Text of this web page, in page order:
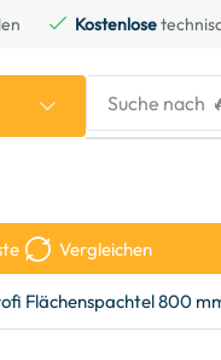
Kostenlose
Suche nach
Vergleichen
Flächenspachtel 800